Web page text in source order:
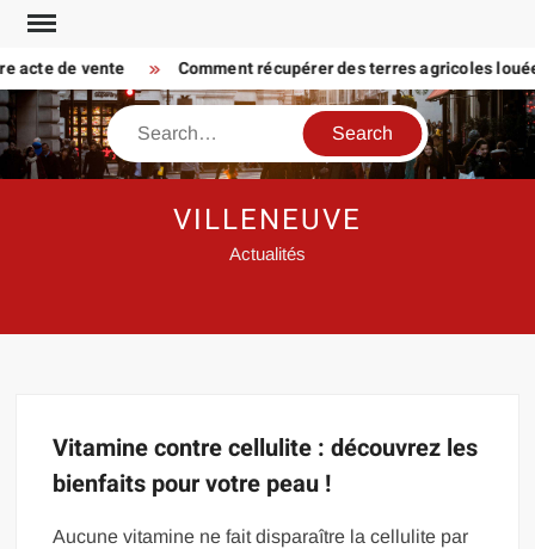
Skip
content
acte de vente Comment récupérer des terres agricoles
Search
VILLENEUVE
Actualités
Vitamine contre cellulite : découvrez les
bienfaits pour votre peau !
Aucune vitamine ne fait disparaître la cellulite par